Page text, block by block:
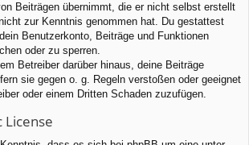
Beiträgen übernimmt, die er nicht selbst erstellt
zur Kenntnis genommen hat. Du gestattest
Benutzerkonto, Beiträge und Funktionen
oder zu sperren.
Betreiber darüber hinaus, deine Beiträge
sie gegen o. g. Regeln verstoßen oder geeignet
oder einem Dritten Schaden zuzufügen.
License